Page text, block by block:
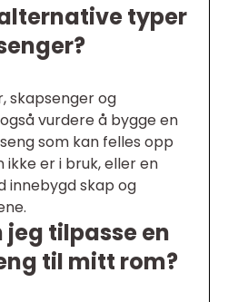
typer
skapsenger og
vurdere å bygge en
som kan felles opp
er i bruk, eller en
innebygd skap og
tilpasse en
til mitt rom?